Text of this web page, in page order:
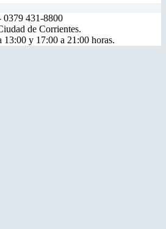
0379 431-8800
de Corrientes.
y 17:00 a 21:00 horas.